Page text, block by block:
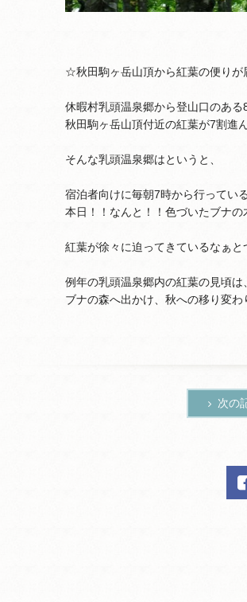
☆秋田駒ヶ岳山頂から紅葉の便り
休暇村乳頭温泉郷から登山口のある
秋田駒ヶ岳山頂付近の紅葉が7割進
そんな乳頭温泉郷はというと、
宿泊者向けに毎朝7時から行ってい
本日！！なんと！！色づいたブナの
紅葉が徐々に迫ってきているなぁと
例年の乳頭温泉郷内の紅葉の見頃は
ブナの森へ出かけ、秋への移り変わ
次の